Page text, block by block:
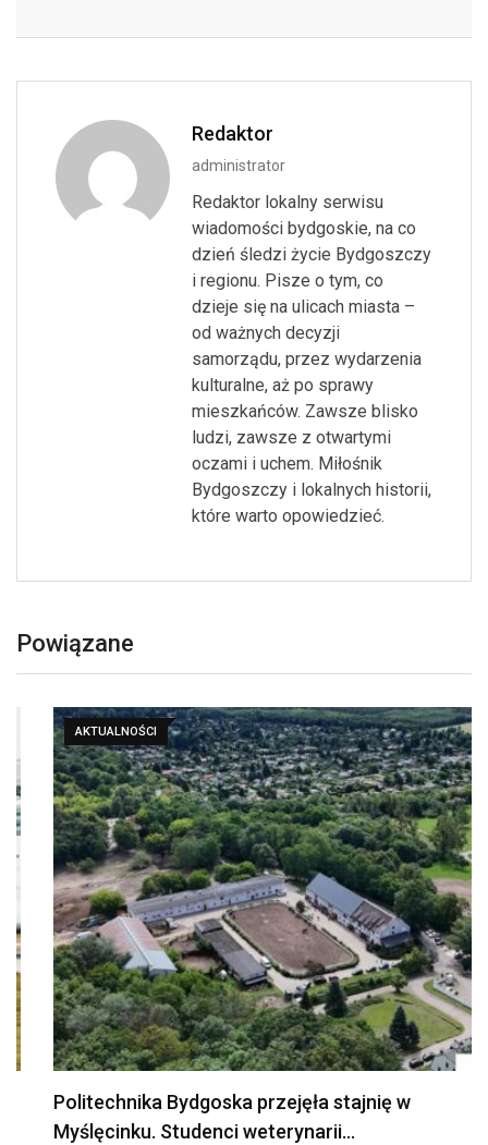
Redaktor
administrator
Redaktor lokalny serwisu
wiadomości bydgoskie, na co
dzień śledzi życie Bydgoszczy
i regionu. Pisze o tym, co
dzieje się na ulicach miasta –
od ważnych decyzji
samorządu, przez wydarzenia
kulturalne, aż po sprawy
mieszkańców. Zawsze blisko
ludzi, zawsze z otwartymi
oczami i uchem. Miłośnik
Bydgoszczy i lokalnych historii,
które warto opowiedzieć.
Powiązane
AKTUALNOŚCI
Politechnika Bydgoska przejęła stajnię w
Myślęcinku. Studenci weterynarii…